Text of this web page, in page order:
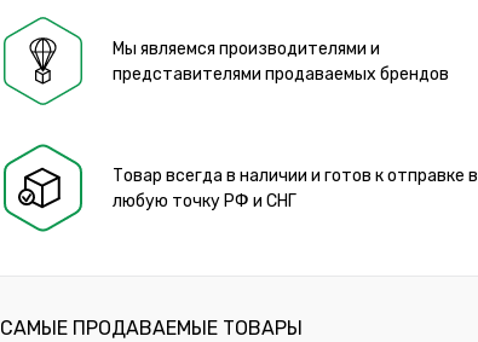
Мы являемся производителями и
представителями продаваемых брендов
Товар всегда в наличии и готов к отправке в
любую точку РФ и СНГ
САМЫЕ ПРОДАВАЕМЫЕ ТОВАРЫ